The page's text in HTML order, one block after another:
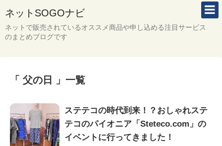
ネットSOGOナビ
ネットで販売されているオススメ商品や申し込める注目サービス
のまとめブログです
「 父の日 」一覧
ステテコの時代到来！？おしゃれステ
テコのパイオニア「Steteco.com」の
イベントに行ってきました！